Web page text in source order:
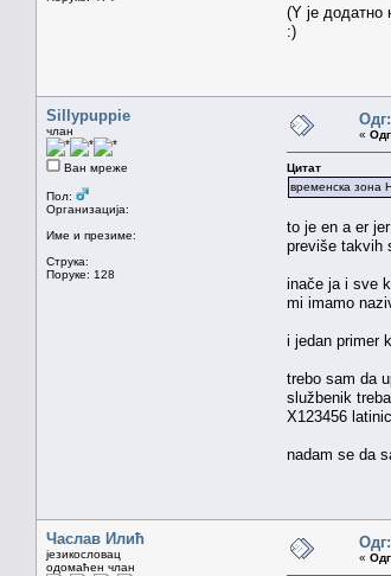
(Y је додатно
:)
Sillypuppie
члан
Ван мреже
Пол:
Организација:
Име и презиме:
Струка:
Поруке: 128
«
Цитат
временска зона
to je en a er
previše takvih
inače ja i sve
mi imamo
i jedan primer
trebo sam da
službenik
X123456
nadam se da
Часлав Илић
језикословац
одомаћен члан
«